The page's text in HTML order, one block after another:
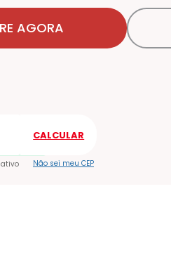
AGORA
Não sei meu CEP